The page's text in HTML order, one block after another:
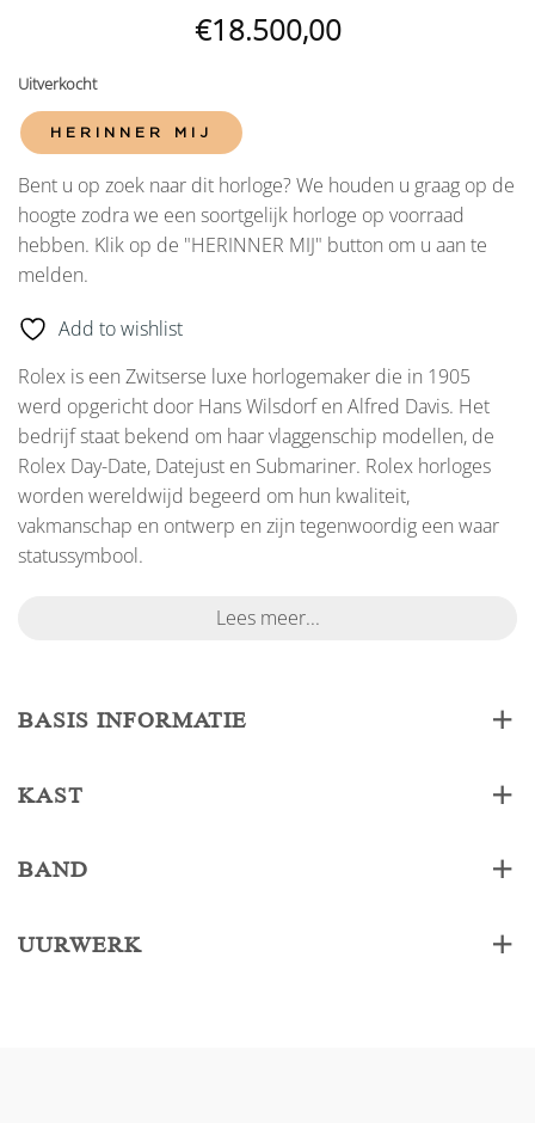
€18.500,00
Uitverkocht
HERINNER MIJ
Bent u op zoek naar dit horloge? We houden u graag op de
hoogte zodra we een soortgelijk horloge op voorraad
hebben. Klik op de "HERINNER MIJ" button om u aan te
melden.
Add to wishlist
Rolex is een Zwitserse luxe horlogemaker die in 1905
werd opgericht door Hans Wilsdorf en Alfred Davis. Het
bedrijf staat bekend om haar vlaggenschip modellen, de
Rolex Day-Date, Datejust en Submariner. Rolex horloges
worden wereldwijd begeerd om hun kwaliteit,
vakmanschap en ontwerp en zijn tegenwoordig een waar
statussymbool.
Lees meer...
BASIS INFORMATIE
KAST
BAND
UURWERK